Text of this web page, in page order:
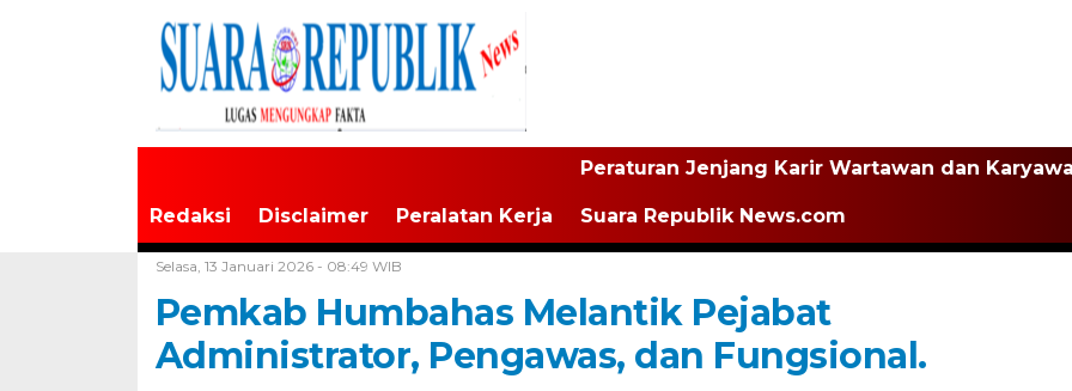
Redaksi Disclaimer Peralatan Kerja
Peraturan Jenjang Karir Wartawan dan
Suara Republik News.com
Selasa, 13 Januari 2026 - 08:49 WIB
Pemkab Humbahas Melantik Pejabat
Administrator, Pengawas, dan Fungsional.